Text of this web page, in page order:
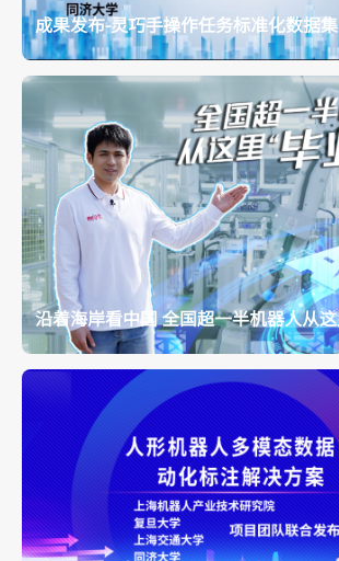
成果发布-灵巧手操作任务标准化数据集